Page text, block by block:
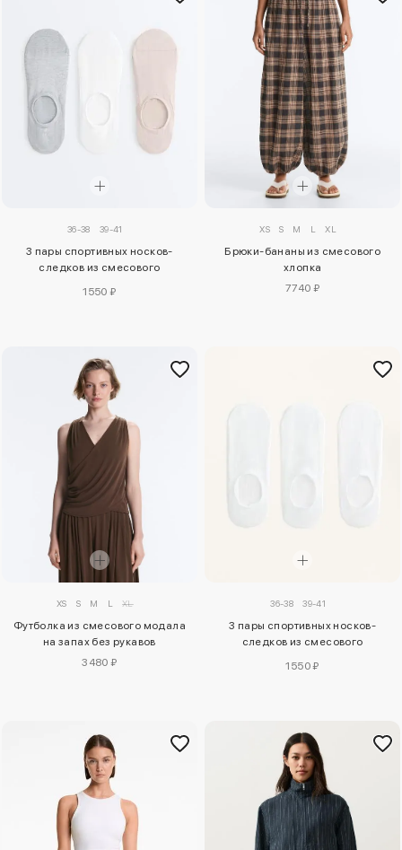
36-38 39-41
3 пары спортивных носков-
следков из смесового
1550 ₽
XS S M L XL
Брюки-бананы из смесового
хлопка
7740 ₽
XS S M L XL
Футболка из смесового модала
на запах без рукавов
3480 ₽
36-38 39-41
3 пары спортивных носков-
следков из смесового
1550 ₽